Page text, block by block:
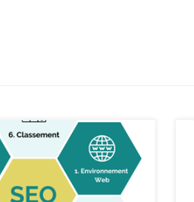
SEO : Les clés pour
en ligne Analyse de
: Les clés pour améliorer votre
référencement SEO (Search